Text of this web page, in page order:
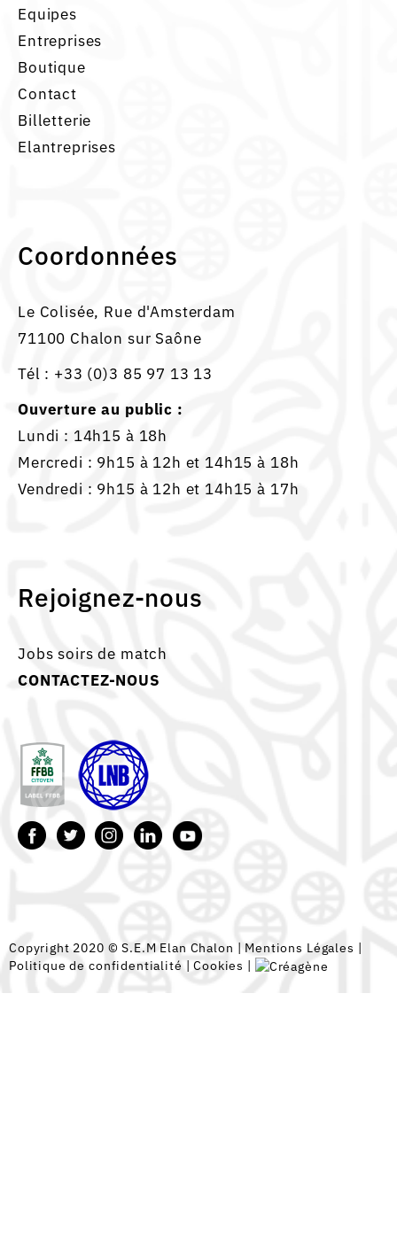
Equipes
Entreprises
Boutique
Contact
Billetterie
Elantreprises
Coordonnées
Le Colisée, Rue d'Amsterdam
71100 Chalon sur Saône
Tél : +33 (0)3 85 97 13 13
Ouverture au public :
Lundi : 14h15 à 18h
Mercredi : 9h15 à 12h et 14h15 à 18h
Vendredi : 9h15 à 12h et 14h15 à 17h
Rejoignez-nous
Jobs soirs de match
CONTACTEZ-NOUS
Copyright 2020 © S.E.M Elan Chalon | Mentions Légales |
Politique de confidentialité |Cookies |